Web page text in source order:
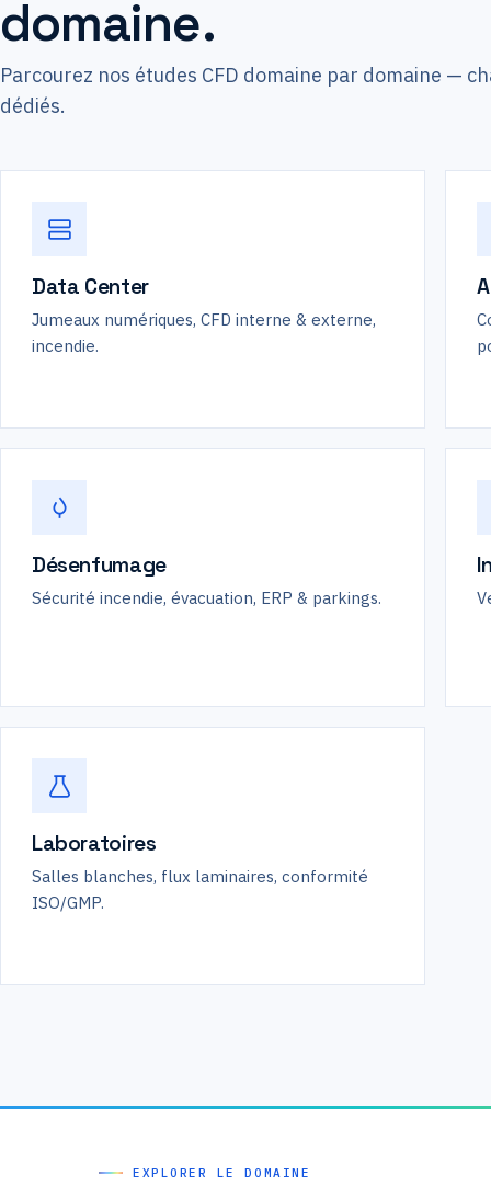
domaine.
Parcourez nos études CFD domaine par domaine —
dédiés.
Data Center
Jumeaux numériques, CFD interne & externe,
incendie.
Désenfumage
Sécurité incendie, évacuation, ERP & parkings.
Laboratoires
Salles blanches, flux laminaires, conformité
ISO/GMP.
EXPLORER LE DOMAINE